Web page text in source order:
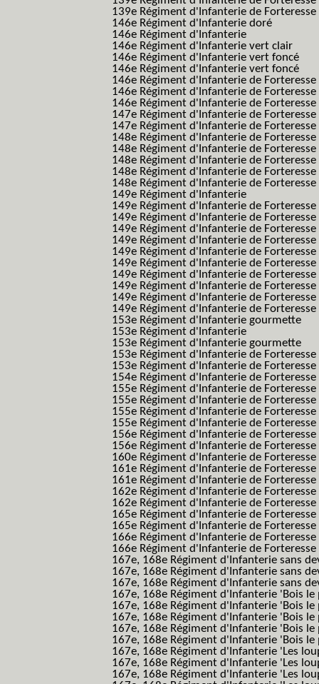
139e Régiment d'Infanterie de
146e Régiment d'Infanterie doré
146e Régiment d'Infanterie
146e Régiment d'Infanterie vert clair
146e Régiment d'Infanterie vert foncé
146e Régiment d'Infanterie vert foncé
146e Régiment d'Infanterie de
146e Régiment d'Infanterie de
146e Régiment d'Infanterie de
147e Régiment d'Infanterie de Forteresse
147e Régiment d'Infanterie de Forteresse
148e Régiment d'Infanterie de Forteresse
148e Régiment d'Infanterie de Forteresse
148e Régiment d'Infanterie de Forteresse
148e Régiment d'Infanterie de Forteresse
148e Régiment d'Infanterie de Forteresse
149e Régiment d'Infanterie
149e Régiment d'Infanterie de
149e Régiment d'Infanterie de
149e Régiment d'Infanterie de
149e Régiment d'Infanterie de
149e Régiment d'Infanterie de
149e Régiment d'Infanterie de
149e Régiment d'Infanterie de
149e Régiment d'Infanterie de
149e Régiment d'Infanterie de
149e Régiment d'Infanterie de
153e Régiment d'Infanterie gourmette
153e Régiment d'Infanterie
153e Régiment d'Infanterie gourmette
153e Régiment d'Infanterie de
153e Régiment d'Infanterie de
154e Régiment d'Infanterie de Forteresse
155e Régiment d'Infanterie de
155e Régiment d'Infanterie de
155e Régiment d'Infanterie de
155e Régiment d'Infanterie de
156e Régiment d'Infanterie de Forteresse
156e Régiment d'Infanterie de
160e Régiment d'Infanterie de
161e Régiment d'Infanterie de Forteresse
161e Régiment d'Infanterie de
162e Régiment d'Infanterie de Forteresse
162e Régiment d'Infanterie de
165e Régiment d'Infanterie de Forteresse
165e Régiment d'Infanterie de Forteresse
166e Régiment d'Infanterie de Forteresse
166e Régiment d'Infanterie de Forteresse
167e, 168e Régiment d'Infanterie sans
167e, 168e Régiment d'Infanterie sans
167e, 168e Régiment d'Infanterie sans
167e, 168e Régiment d'Infanterie 'Bois
167e, 168e Régiment d'Infanterie 'Bois
167e, 168e Régiment d'Infanterie 'Bois
167e, 168e Régiment d'Infanterie 'Bois
167e, 168e Régiment d'Infanterie 'Bois
167e, 168e Régiment d'Infanterie 'Les
167e, 168e Régiment d'Infanterie 'Les
167e, 168e Régiment d'Infanterie 'Les